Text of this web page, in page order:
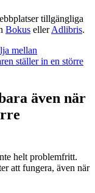
tillgängliga
Bokus ellerAdlibris.
mellan
ställer in en större
även när
helt problemfritt.
att fungera, även när